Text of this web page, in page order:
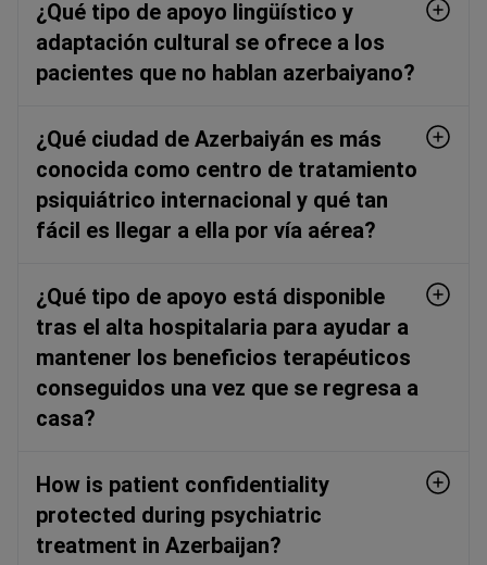
¿Qué tipo de apoyo lingüístico y
adaptación cultural se ofrece a los
pacientes que no hablan azerbaiyano?
¿Qué ciudad de Azerbaiyán es más
conocida como centro de tratamiento
psiquiátrico internacional y qué tan
fácil es llegar a ella por vía aérea?
¿Qué tipo de apoyo está disponible
tras el alta hospitalaria para ayudar a
mantener los beneficios terapéuticos
conseguidos una vez que se regresa a
casa?
How is patient confidentiality
protected during psychiatric
treatment in Azerbaijan?